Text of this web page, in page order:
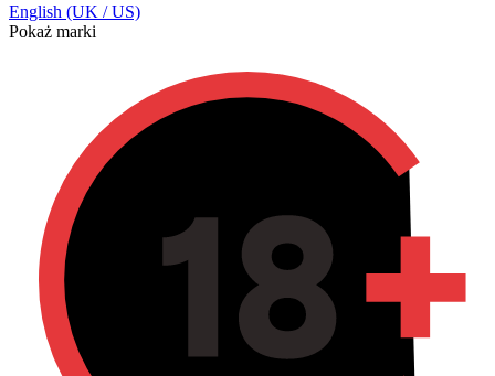
English (UK / US)
Pokaż marki